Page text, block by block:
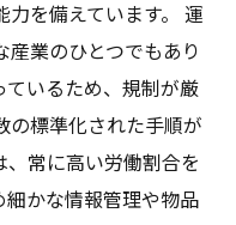
を備えています。 運
業のひとつでもあり
ているため、規制が厳
の標準化された手順が
、常に高い労働割合を
かな情報管理や物品